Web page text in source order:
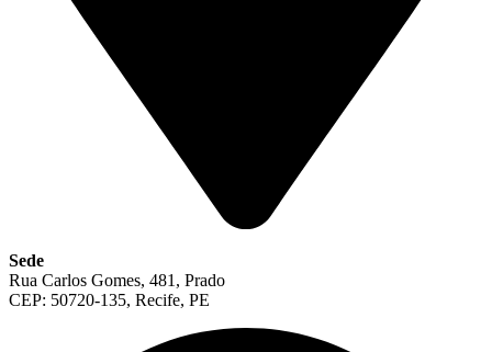
Sede
Rua Carlos Gomes, 481, Prado
CEP: 50720-135, Recife, PE